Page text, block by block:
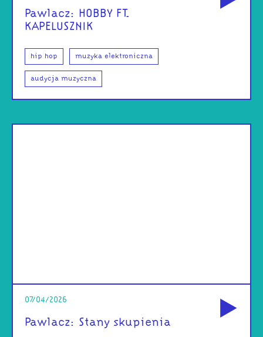
Pawlacz: HOBBY FT.
KAPELUSZNIK
hip hop muzyka elektroniczna
audycja muzyczna
07/04/2026
Pawlacz: Stany skupienia